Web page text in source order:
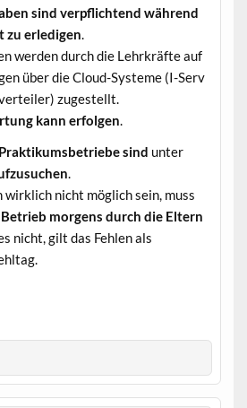
sind verpflichtend während
zu erledigen
werden durch die Lehrkräfte auf
über die Cloud-Systeme (I-Serv
zugestellt.
kann erfolgen
Praktikumsbetriebe sind unter
.
nicht möglich sein, muss
morgens durch die Eltern
nicht, gilt das Fehlen als